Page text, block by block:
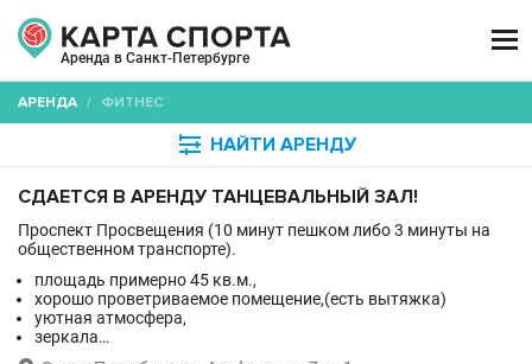
Аренда в Санкт-Петербурге

АРЕНДА / ФИТНЕС
 НАЙТИ АРЕНДУ
СДАЕТСЯ В АРЕНДУ ТАНЦЕВАЛЬНЫЙ ЗАЛ!
Проспект Просвещения (10 минут пешком либо 3 минуты на
общественном транспорте).
площадь примерно 45 кв.м.,
хорошо проветриваемое помещение,(есть вытяжка)
уютная атмосфера,
зеркала…